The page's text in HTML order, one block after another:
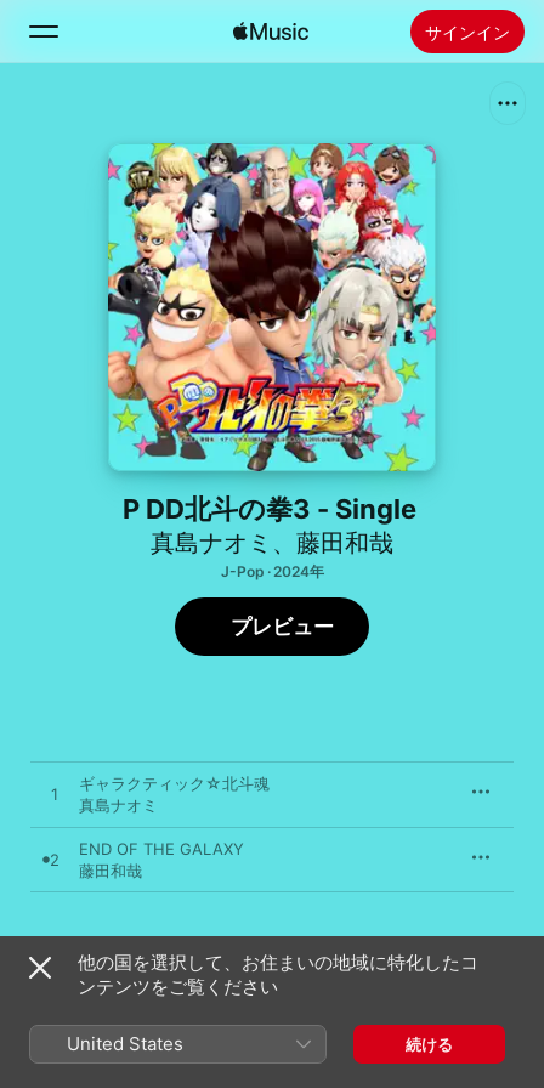
サインイン
ホーム
新着おすすめ
ラジオ
Apple Musicをインストール
P DD北斗の拳3 - Single
真島ナオミ 、 藤田和哉
J-Pop · 2024年
プレビュー
1
ギャラクティック☆北斗魂
真島ナオミ
2
END OF THE GALAXY
藤田和哉
2024年9月2日
2曲、7分
℗ 真島ナオミ
他の国を選択して、お住まいの地域に特化したコ
ンテンツをご覧ください
United States 続ける